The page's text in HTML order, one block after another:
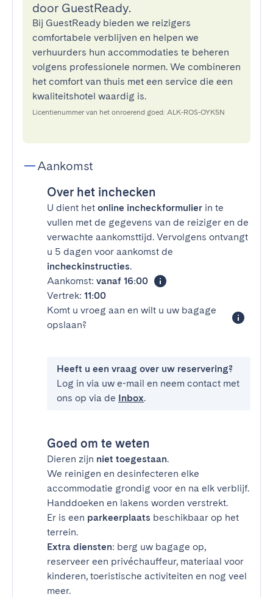
door GuestReady.
Bij GuestReady bieden we reizigers
comfortabele verblijven en helpen we
verhuurders hun accommodaties te beheren
volgens professionele normen. We combineren
het comfort van thuis met een service die een
kwaliteitshotel waardig is.
Licentienummer van het onroerend goed: ALK-ROS-OYK5N
Aankomst
Over het inchecken
U dient het online incheckformulier in te
vullen met de gegevens van de reiziger en de
verwachte aankomsttijd. Vervolgens ontvangt
u 5 dagen voor aankomst de
incheckinstructies.
Aankomst: vanaf 16:00
Vertrek: 11:00
Komt u vroeg aan en wilt u uw bagage
opslaan?
Heeft u een vraag over uw reservering?
Log in via uw e-mail en neem contact met
ons op via de Inbox.
Goed om te weten
Dieren zijn niet toegestaan.
We reinigen en desinfecteren elke
accommodatie grondig voor en na elk verblijf.
Handdoeken en lakens worden verstrekt.
Er is een parkeerplaats beschikbaar op het
terrein.
Extra diensten: berg uw bagage op,
reserveer een privéchauffeur, materiaal voor
kinderen, toeristische activiteiten en nog veel
meer.